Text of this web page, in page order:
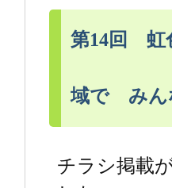
第14回 虹
域で みん
チラシ掲載